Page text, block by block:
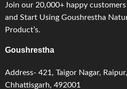
Join our 20,000+ happy customers
and Start Using Goushrestha
Product’s.
Goushrestha
Address- 421, Taigor Nagar, Raipur,
Chhattisgarh, 492001